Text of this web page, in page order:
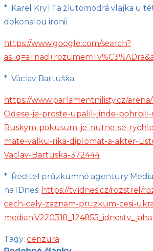
* Karel Kryl Ta žlutomodrá vlajka u
dokonalou ironii
https://www.google.com/search?
* Václav Bartuška
https://www.parlamentnilisty.cz/
Odese-je-proste-upalili-jinde-pohrbili-
Ruskym-pokusum-je-nutne-se-
mate-valku-rika-diplomat-a-akter-
Vaclav-Bartuska-372444
* Ředitel průzkumné agentury
na IDnes: https://tv.idnes.cz/rozstrel/
cech-cely-zaznam-pruzkum-cesi-
median.V220318_124855_idnestv_jaha
Tagy: cenzura